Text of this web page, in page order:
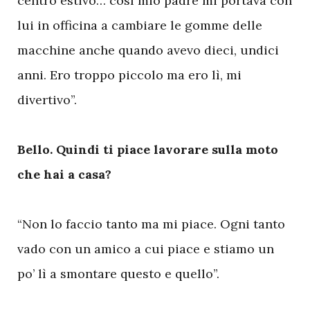
lui in officina a cambiare le gomme delle
macchine anche quando avevo dieci, undici
anni. Ero troppo piccolo ma ero lì, mi
divertivo”.
Bello. Quindi ti piace lavorare sulla moto
che hai a casa?
“Non lo faccio tanto ma mi piace. Ogni tanto
vado con un amico a cui piace e stiamo un
po’ lì a smontare questo e quello”.